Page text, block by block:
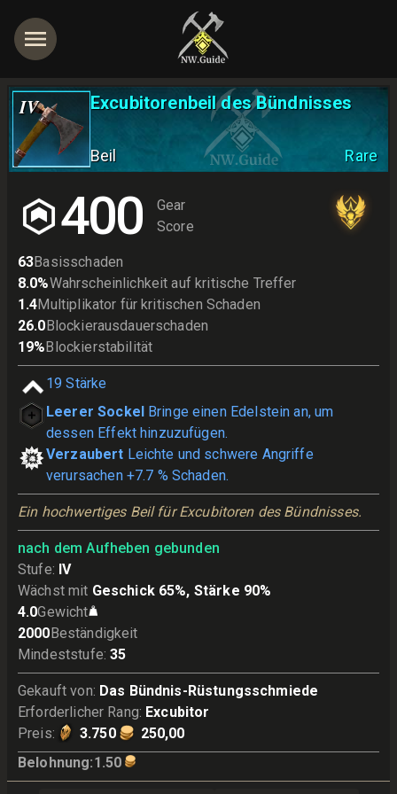
IV Excubitorenbeil des Bündnisses
Beil Rare
400
Gear
Score
63Basisschaden
8.0%Wahrscheinlichkeit auf kritische Treffer
1.4Multiplikator für kritischen Schaden
26.0Blockierausdauerschaden
19%Blockierstabilität
19 Stärke
Leerer Sockel Bringe einen Edelstein an, um
dessen Effekt hinzuzufügen.
Verzaubert Leichte und schwere Angriffe
verursachen +7.7 % Schaden.
Ein hochwertiges Beil für Excubitoren des Bündnisses.
nach dem Aufheben gebunden
Stufe: IV
Wächst mit Geschick 65%, Stärke 90%
4.0Gewicht
2000Beständigkeit
Mindeststufe: 35
Gekauft von: Das Bündnis-Rüstungsschmiede
Erforderlicher Rang: Excubitor
Preis: 3.750
250,00
Belohnung:1.50